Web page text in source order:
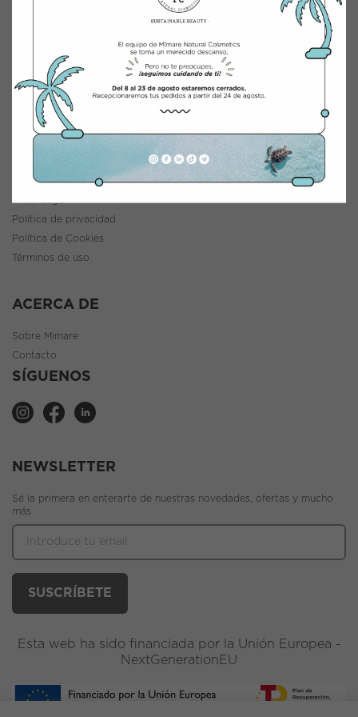
INTEGRACIÓN Y DISTRIBUCIÓN COSMÉTICA
Polígono Industrial Saprelorca, B/111
30817 Lorca (Murcia), España
www.mimarenaturalcosmetics.com
Teléfono:968 47 60 59
INFORMACIÓN
Política de envíos y devoluciones
Política de privacidad
Política de Cookies
Términos de uso
ACERCA DE
Sobre Mimare
Contacto
SÍGUENOS
NEWSLETTER
Sé la primera en enterarte de nuestras novedades, ofertas y mucho
más
Esta web ha sido financiada por la Unión Europea -
NextGenerationEU